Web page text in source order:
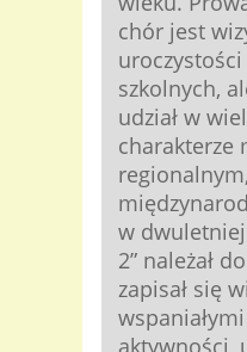
chór jest
szkolnych,
udział w
charakterze
w
2” należał
zapisał się
aktywności,